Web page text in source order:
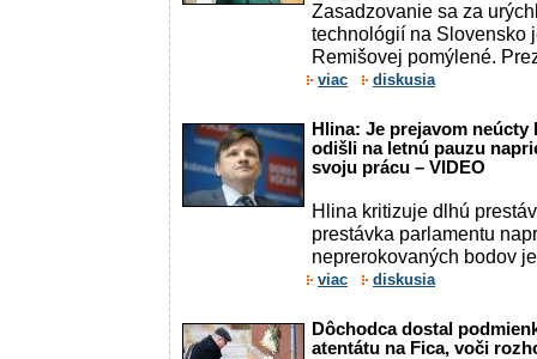
Zasadzovanie sa za
technológií na Slovensko
Remišovej pomýlené.
viac diskusia
Hlina: Je prejavom
odišli na letnú pauzu
svoju prácu – VIDEO
Hlina kritizuje dlhú
prestávka parlamentu
neprerokovaných bodov
viac diskusia
Dôchodca dostal
atentátu na Fica, voči